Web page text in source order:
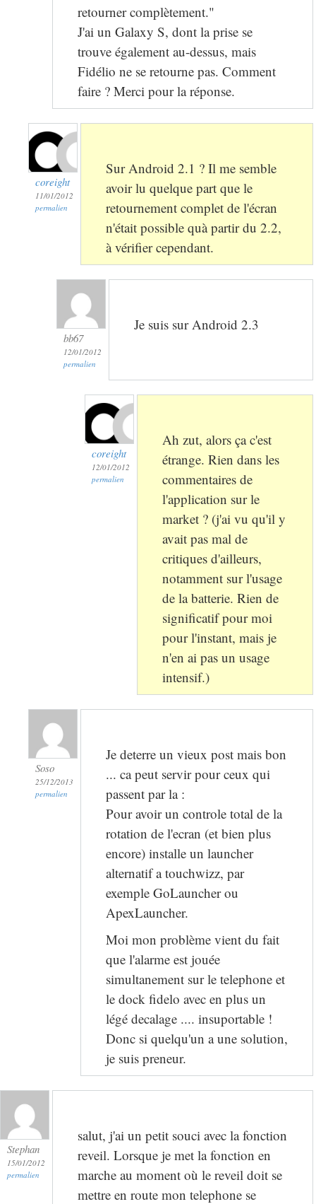
retourner complètement."
J'ai un Galaxy S, dont la prise se
trouve également au-dessus, mais
Fidélio ne se retourne pas. Comment
faire ? Merci pour la réponse.
coreight
11/01/2012
permalien
Sur Android 2.1 ? Il me semble
avoir lu quelque part que le
retournement complet de l'écran
n'était possible quà partir du 2.2,
à vérifier cependant.
bb67
12/01/2012
permalien
Je suis sur Android 2.3
coreight
12/01/2012
permalien
Ah zut, alors ça c'est
étrange. Rien dans les
commentaires de
l'application sur le
market ? (j'ai vu qu'il y
avait pas mal de
critiques d'ailleurs,
notamment sur l'usage
de la batterie. Rien de
significatif pour moi
pour l'instant, mais je
n'en ai pas un usage
intensif.)
Soso
25/12/2013
permalien
Je deterre un vieux post mais bon
... ca peut servir pour ceux qui
passent par la :
Pour avoir un controle total de la
rotation de l'ecran (et bien plus
encore) installe un launcher
alternatif a touchwizz, par
exemple GoLauncher ou
ApexLauncher.
Moi mon problème vient du fait
que l'alarme est jouée
simultanement sur le telephone et
le dock fidelo avec en plus un
légé decalage .... insuportable !
Donc si quelqu'un a une solution,
je suis preneur.
Stephan
15/01/2012
permalien
salut, j'ai un petit souci avec la fonction
reveil. Lorsque je met la fonction en
marche au moment où le reveil doit se
mettre en route mon telephone se